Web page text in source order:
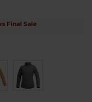
Final Sale